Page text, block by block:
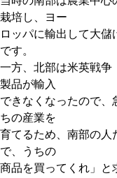
栽培し、ヨー
ロッパに輸出して大
です。
一方、北部は米英戦争
製品が輸入
できなくなったので、
ちの産業を
育てるため、南部の人
で、うちの
商品を買ってくれ」と